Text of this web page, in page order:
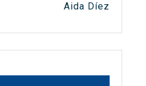
Aida Díez